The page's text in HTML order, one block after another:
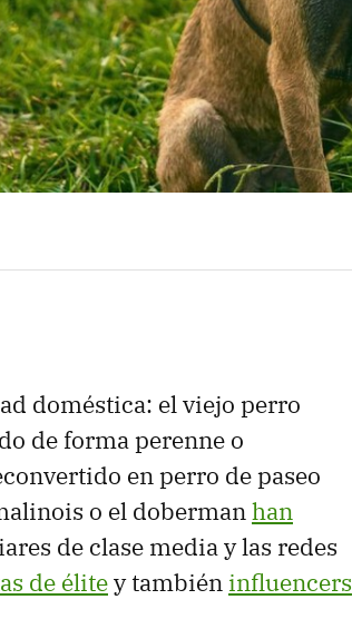
doméstica: el viejo perro
de forma perenne o
en perro de paseo
o el dobermanhan
de clase media y las redes
de élitey también influencers